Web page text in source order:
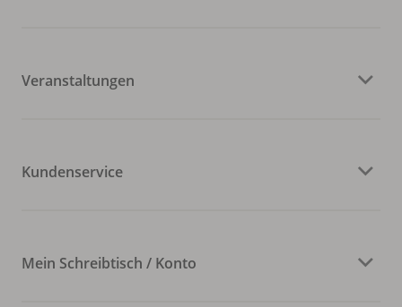
Veranstaltungen
Kundenservice
Mein Schreibtisch / Konto